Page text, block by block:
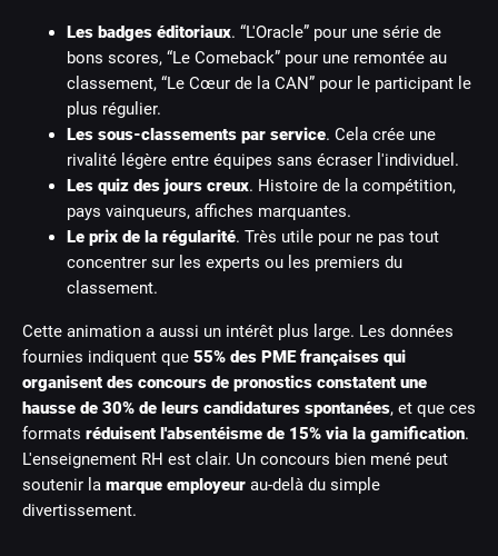
Les badges éditoriaux. “L'Oracle” pour une série de
bons scores, “Le Comeback” pour une remontée au
classement, “Le Cœur de la CAN” pour le participant le
plus régulier.
Les sous-classements par service. Cela crée une
rivalité légère entre équipes sans écraser l'individuel.
Les quiz des jours creux. Histoire de la compétition,
pays vainqueurs, affiches marquantes.
Le prix de la régularité. Très utile pour ne pas tout
concentrer sur les experts ou les premiers du
classement.
Cette animation a aussi un intérêt plus large. Les données
fournies indiquent que 55% des PME françaises qui
organisent des concours de pronostics constatent une
hausse de 30% de leurs candidatures spontanées, et que ces
formats réduisent l'absentéisme de 15% via la gamification.
L'enseignement RH est clair. Un concours bien mené peut
soutenir la marque employeur au-delà du simple
divertissement.